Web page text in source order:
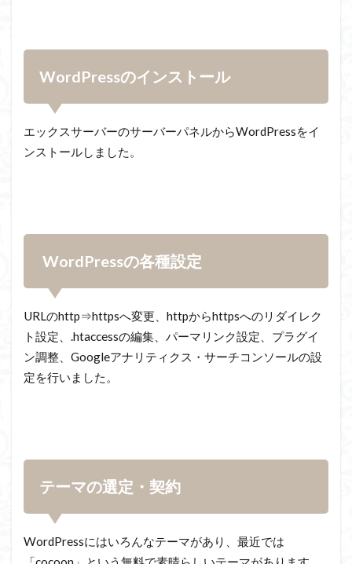
WordPressのインストール
エックスサーバーのサーバーパネルからWordPressをイ
ンストールしました。
WordPressの各種設定
URLのhttp⇒httpsへ変更、 httpからhttpsへのリダイレク
ト設定、 .htaccessの編集、パーマリンク設定、プラグイ
ン調整、 Googleアナリティクス・サーチコンソールの設
定を行いました。
テーマの選定・契約
WordPressにはいろんなテーマがあり、最近では